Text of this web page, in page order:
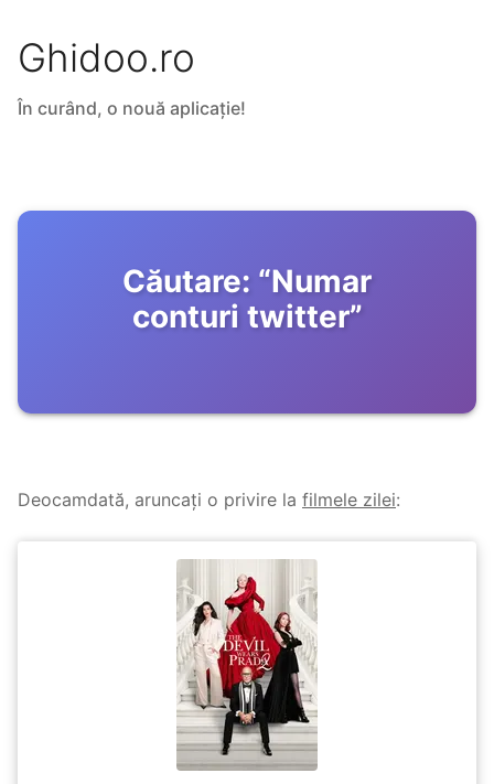
Ghidoo.ro
În curând, o nouă aplicație!
Căutare: “Numar
conturi twitter”
Deocamdată, aruncați o privire la filmele zilei: